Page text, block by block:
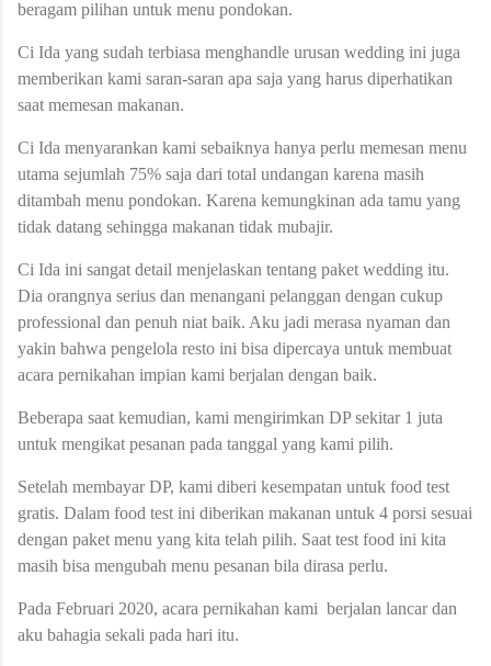
beragam pilihan untuk menu pondokan.
Ci Ida yang sudah terbiasa menghandle urusan wedding ini juga
memberikan kami saran-saran apa saja yang harus diperhatikan
saat memesan makanan.
Ci Ida menyarankan kami sebaiknya hanya perlu memesan menu
utama sejumlah 75% saja dari total undangan karena masih
ditambah menu pondokan. Karena kemungkinan ada tamu yang
tidak datang sehingga makanan tidak mubajir.
Ci Ida ini sangat detail menjelaskan tentang paket wedding itu.
Dia orangnya serius dan menangani pelanggan dengan cukup
professional dan penuh niat baik. Aku jadi merasa nyaman dan
yakin bahwa pengelola resto ini bisa dipercaya untuk membuat
acara pernikahan impian kami berjalan dengan baik.
Beberapa saat kemudian, kami mengirimkan DP sekitar 1 juta
untuk mengikat pesanan pada tanggal yang kami pilih.
Setelah membayar DP, kami diberi kesempatan untuk food test
gratis. Dalam food test ini diberikan makanan untuk 4 porsi sesuai
dengan paket menu yang kita telah pilih. Saat test food ini kita
masih bisa mengubah menu pesanan bila dirasa perlu.
Pada Februari 2020, acara pernikahan kami berjalan lancar dan
aku bahagia sekali pada hari itu.